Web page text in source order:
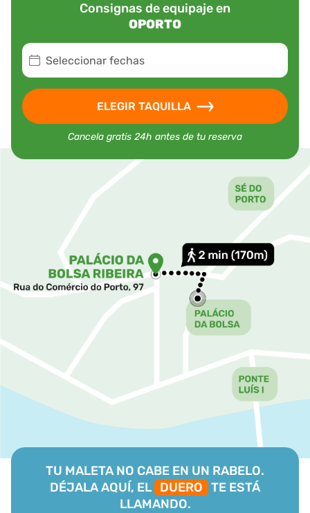
Consignas de equipaje en
OPORTO
Seleccionar fechas
ELEGIR TAQUILLA
Cancela gratis 24h antes de tu reserva
TU MALETA NO CABE EN UN RABELO.
DÉJALA AQUÍ, EL DUERO TE ESTÁ
LLAMANDO.